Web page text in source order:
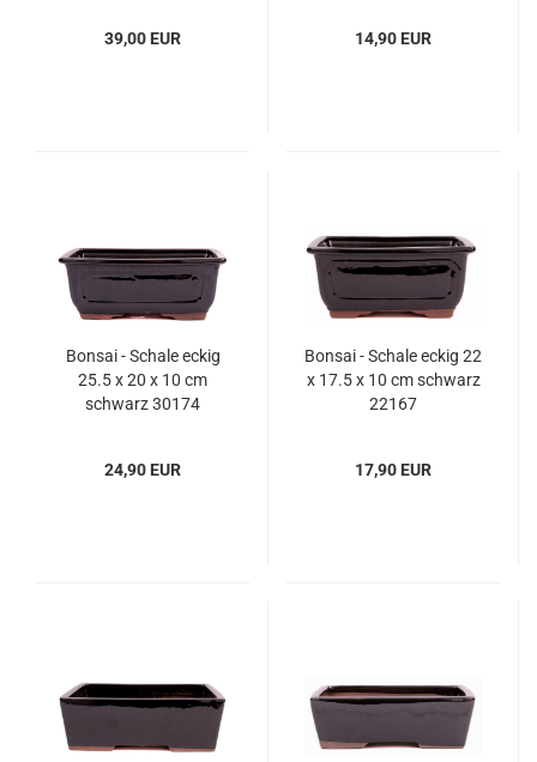
39,00 EUR 14,90 EUR
Bonsai - Schale eckig
25.5 x 20 x 10 cm
schwarz 30174
24,90 EUR
Bonsai - Schale eckig 22
x 17.5 x 10 cm schwarz
22167
17,90 EUR